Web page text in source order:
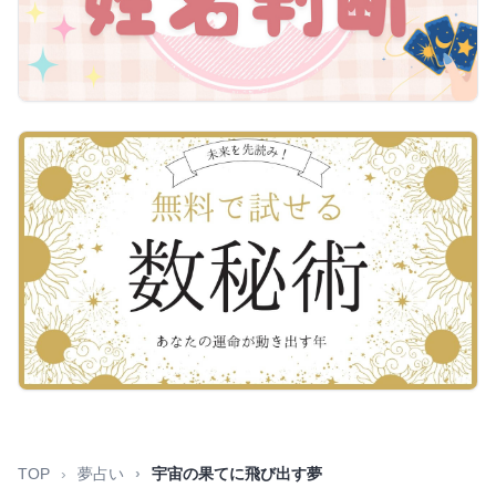
TOP 夢占い 宇宙の果てに飛び出す夢